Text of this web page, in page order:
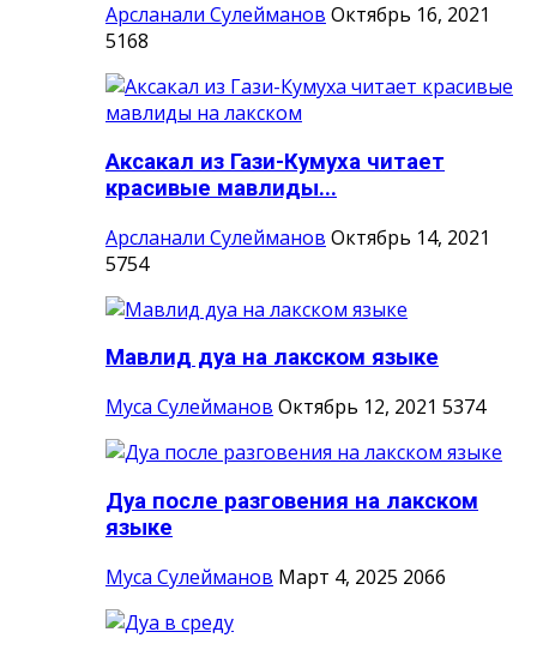
Арсланали Сулейманов Октябрь 16, 2021
5168
Аксакал из Гази-Кумуха читает
красивые мавлиды...
Арсланали Сулейманов Октябрь 14, 2021
5754
Мавлид дуа на лакском языке
Муса Сулейманов Октябрь 12, 2021 5374
Дуа после разговения на лакском
языке
Муса Сулейманов Март 4, 2025 2066